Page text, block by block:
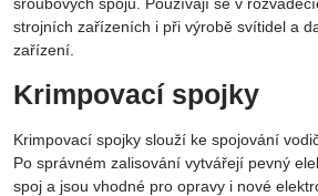
strojních zařízeních i při výrobě svítidel a
zařízení.
Krimpovací spojky
Krimpovací spojky slouží ke spojování
Po správném zalisování vytvářejí pevný
spoj a jsou vhodné pro opravy i nové